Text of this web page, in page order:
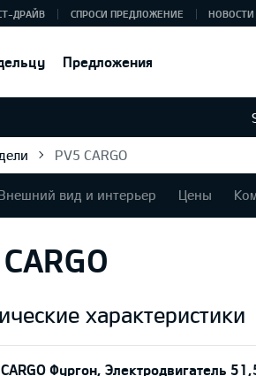
Предложения
ДРАЙВ СПРОСИ ПРЕДЛОЖЕНИЕ НОВОСТИ
OÜ PV5 CARGO
вид и интерьер Цены
характеристики
Фургон, Электродвигатель